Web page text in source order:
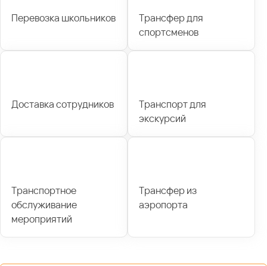
Перевозка школьников
Трансфер для
спортсменов
Доставка сотрудников
Транспорт для
экскурсий
Транспортное
обслуживание
мероприятий
Трансфер из
аэропорта